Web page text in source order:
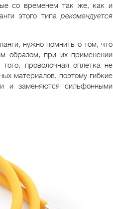
со временем так же, как и
этого типа рекомендуется
нужно помнить о том, что
образом, при их применении
проволочная оплетка не
материалов, поэтому гибкие
и заменяются сильфонными